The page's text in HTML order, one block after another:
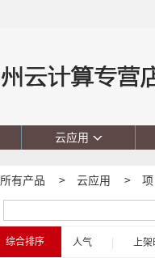
云应用
所有产品 > 云应用 >
综合排序 人气 上